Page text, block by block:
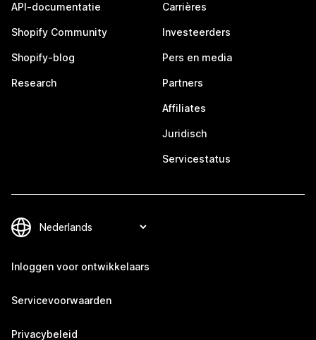
API-documentatie
Shopify Community
Shopify-blog
Research
Carrières
Investeerders
Pers en media
Partners
Affiliates
Juridisch
Servicestatus
Inloggen voor ontwikkelaars
Servicevoorwaarden
Privacybeleid